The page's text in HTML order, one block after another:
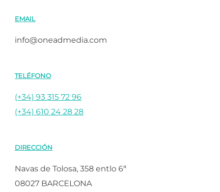
EMAIL
info@oneadmedia.com
TELÉFONO
(+34) 93 315 72 96
(+34) 610 24 28 28
DIRECCIÓN
Navas de Tolosa, 358 entlo 6ª
08027 BARCELONA